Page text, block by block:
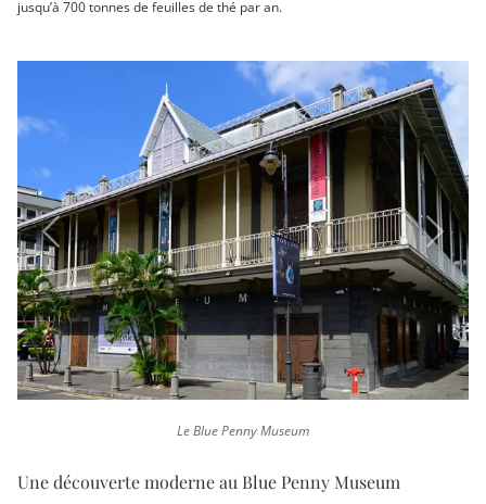
jusqu’à 700 tonnes de feuilles de thé par an.
Previous Next
Le Blue Penny Museum
Une découverte moderne au Blue Penny Museum